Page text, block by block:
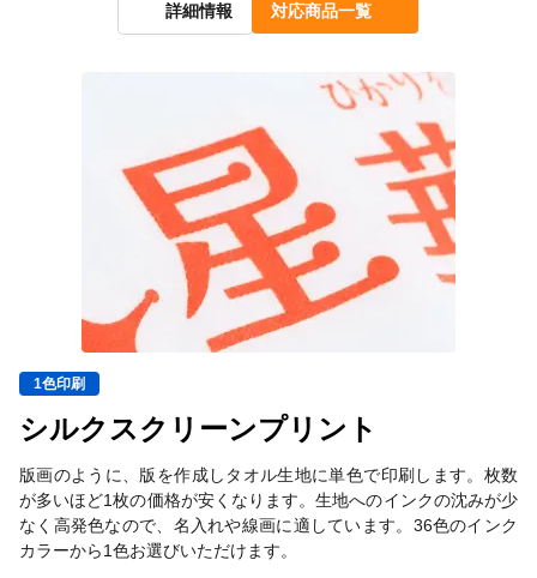
詳細情報 対応商品一覧
1色印刷
シルクスクリーンプリント
版画のように、版を作成しタオル生地に単色で印刷します。枚数
が多いほど1枚の価格が安くなります。生地へのインクの沈みが少
なく高発色なので、名入れや線画に適しています。36色のインク
カラーから1色お選びいただけます。